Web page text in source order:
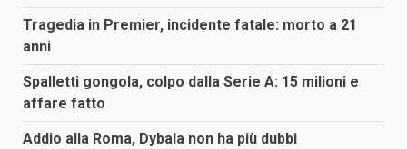
Tragedia in Premier, incidente fatale: morto a 21
anni
Spalletti gongola, colpo dalla Serie A: 15 milioni e
affare fatto
Addio alla Roma, Dybala non ha più dubbi